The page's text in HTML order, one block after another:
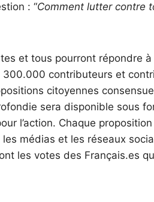
: “Comment lutter contre
et tous pourront répondre
contributeurs et
citoyennes
sera disponible sous
l’action. Chaque
médias et les réseaux
les votes des Français.es